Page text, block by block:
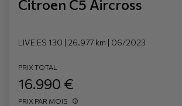
Citroen C5 Aircross
LIVE ES 130 | 26.977 km | 06/2023
PRIX TOTAL
16.990 €
PRIX PAR MOIS